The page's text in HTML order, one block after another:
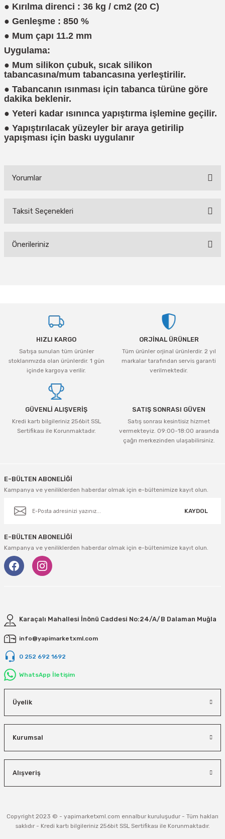
● Kırılma direnci : 36 kg / cm2 (20 C)
● Genleşme : 850 %
● Mum çapı 11.2 mm
Uygulama:
● Mum silikon çubuk, sıcak silikon
tabancasına/mum tabancasına yerleştirilir.
● Tabancanın ısınması için tabanca türüne göre
dakika beklenir.
● Yeteri kadar ısınınca yapıştırma işlemine geçilir.
● Yapıştırılacak yüzeyler bir araya getirilip
yapışması için baskı uygulanır
Yorumlar
Taksit Seçenekleri
Önerileriniz
Ürün resmi kalitesiz, bozuk veya görüntülenemiyor.
Ürün açıklamasında eksik bilgiler bulunuyor.
Ürün bilgilerinde hatalar bulunuyor.
Ürün fiyatı diğer sitelerden daha pahalı.
Bu ürüne benzer farklı alternatifler olmalı.
HIZLI KARGO
Satışa sunulan tüm ürünler
stoklarımızda olan ürünlerdir. 1 gün
içinde kargoya verilir.
ORJİNAL ÜRÜNLER
Tüm ürünler orjinal ürünlerdir. 2 yıl
markalar tarafından servis garanti
verilmektedir.
GÜVENLİ ALIŞVERİŞ
Kredi kartı bilgileriniz 256bit SSL
Sertifikası ile Korunmaktadır.
SATIŞ SONRASI GÜVEN
Satış sonrası kesintisiz hizmet
vermekteyiz. 09:00-18:00 arasında
çağrı merkezinden ulaşabilirsiniz.
E-BÜLTEN ABONELİĞİ
Kampanya ve yeniliklerden haberdar olmak için e-bültenimize kayıt olun.
KAYDOL
E-BÜLTEN ABONELİĞİ
Kampanya ve yeniliklerden haberdar olmak için e-bültenimize kayıt olun.
Karaçalı Mahallesi İnönü Caddesi No:24/A/B Dalaman Muğla
info@yapimarketxml.com
0 252 692 1692
WhatsApp İletişim
Üyelik
Kurumsal
Alışveriş
Copyright 2023 © - yapimarketxml.com ennalbur kuruluşudur - Tüm hakları
saklıdır - Kredi kartı bilgileriniz 256bit SSL Sertifikası ile Korunmaktadır.